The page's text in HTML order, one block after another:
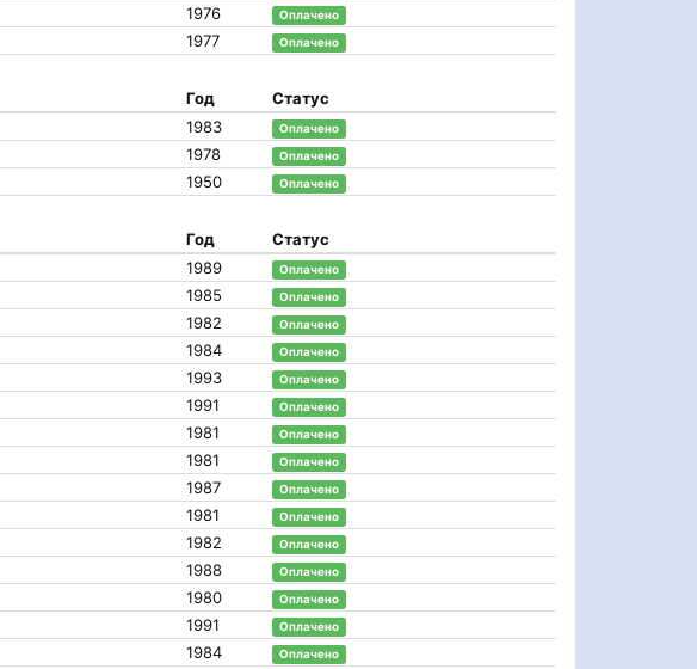
1976 Оплачено
1977 Оплачено
Год
Статус
1983 Оплачено
1978 Оплачено
1950 Оплачено
Год
Статус
1989 Оплачено
1985 Оплачено
1982 Оплачено
1984 Оплачено
1993 Оплачено
1991 Оплачено
1981 Оплачено
1981 Оплачено
1987 Оплачено
1981 Оплачено
1982 Оплачено
1988 Оплачено
1980 Оплачено
1991 Оплачено
1984 Оплачено